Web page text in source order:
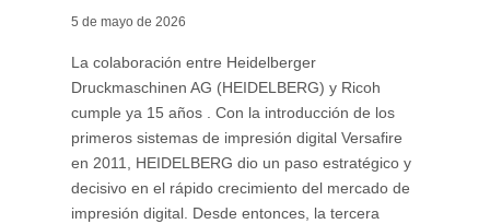
5 de mayo de 2026
La colaboración entre Heidelberger
Druckmaschinen AG (HEIDELBERG) y Ricoh
cumple ya 15 años . Con la introducción de los
primeros sistemas de impresión digital Versafire
en 2011, HEIDELBERG dio un paso estratégico y
decisivo en el rápido crecimiento del mercado de
impresión digital. Desde entonces, la tercera